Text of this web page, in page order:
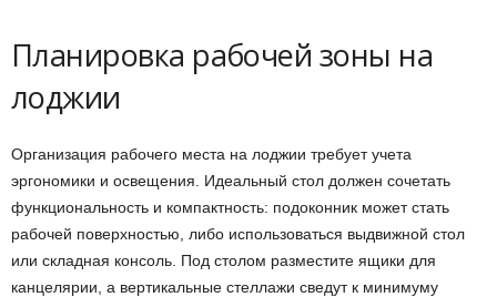
Планировка рабочей зоны на
лоджии
Организация рабочего места на лоджии требует учета
эргономики и освещения. Идеальный стол должен сочетать
функциональность и компактность: подоконник может стать
рабочей поверхностью, либо использоваться выдвижной стол
или складная консоль. Под столом разместите ящики для
канцелярии, а вертикальные стеллажи сведут к минимуму